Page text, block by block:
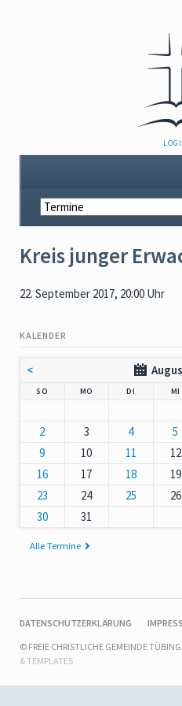
Navigation
überspringen
Kreis junger
22. September 2017, 20:00 Uhr
KALENDER
<
SO MO DI MI
2
3 4 5
9
10 11 12
16
17 18 19
23
24 25 26
30
31
Alle Termine
NAVIGATION
DATENSCHUTZERKLÄRUNG
© FREIE CHRISTLICHE GEMEINDE
& TEMPLATES